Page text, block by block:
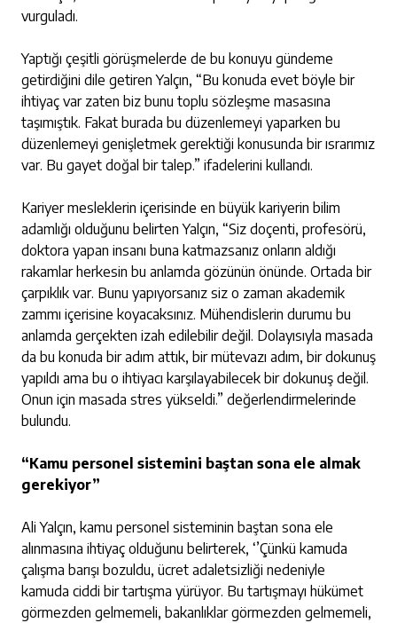
vurguladı.
Yaptığı çeşitli görüşmelerde de bu konuyu gündeme
getirdiğini dile getiren Yalçın, “Bu konuda evet böyle bir
ihtiyaç var zaten biz bunu toplu sözleşme masasına
taşımıştık. Fakat burada bu düzenlemeyi yaparken bu
düzenlemeyi genişletmek gerektiği konusunda bir ısrarımız
var. Bu gayet doğal bir talep.” ifadelerini kullandı.
Kariyer mesleklerin içerisinde en büyük kariyerin bilim
adamlığı olduğunu belirten Yalçın, “Siz doçenti, profesörü,
doktora yapan insanı buna katmazsanız onların aldığı
rakamlar herkesin bu anlamda gözünün önünde. Ortada bir
çarpıklık var. Bunu yapıyorsanız siz o zaman akademik
zammı içerisine koyacaksınız. Mühendislerin durumu bu
anlamda gerçekten izah edilebilir değil. Dolayısıyla masada
da bu konuda bir adım attık, bir mütevazı adım, bir dokunuş
yapıldı ama bu o ihtiyacı karşılayabilecek bir dokunuş değil.
Onun için masada stres yükseldi.” değerlendirmelerinde
bulundu.
“Kamu personel sistemini baştan sona ele almak
gerekiyor”
Ali Yalçın, kamu personel sisteminin baştan sona ele
alınmasına ihtiyaç olduğunu belirterek, ‘’Çünkü kamuda
çalışma barışı bozuldu, ücret adaletsizliği nedeniyle
kamuda ciddi bir tartışma yürüyor. Bu tartışmayı hükümet
görmezden gelmemeli, bakanlıklar görmezden gelmemeli,